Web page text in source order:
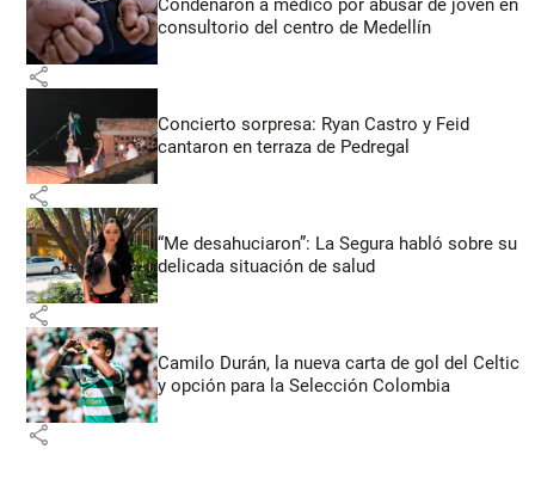
Condenaron a médico por abusar de joven en
consultorio del centro de Medellín
share
Concierto sorpresa: Ryan Castro y Feid
cantaron en terraza de Pedregal
share
“Me desahuciaron”: La Segura habló sobre su
delicada situación de salud
share
Camilo Durán, la nueva carta de gol del Celtic
y opción para la Selección Colombia
share